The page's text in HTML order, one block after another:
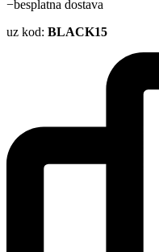
−besplatna dostava
uz kod: BLACK15